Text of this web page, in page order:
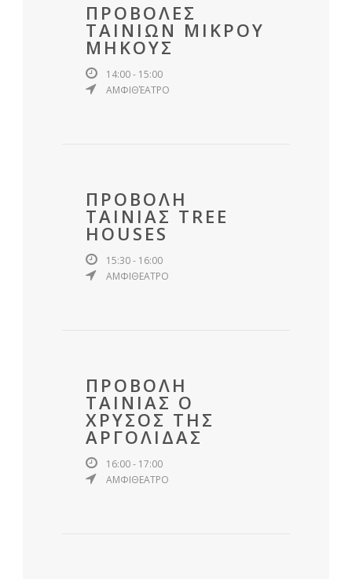
ΠΡΟΒΟΛΕΣ
ΤΑΙΝΙΩΝ ΜΙΚΡΟΥ
ΜΗΚΟΥΣ
14:00 - 15:00
ΑΜΦΙΘΈΑΤΡΟ
ΠΡΟΒΟΛΗ
ΤΑΙΝΙΑΣ TREE
HOUSES
15:30 - 16:00
ΑΜΦΙΘΕΑΤΡΟ
ΠΡΟΒΟΛH
ΤΑΙΝIΑΣ Ο
ΧΡΥΣΟΣ ΤΗΣ
ΑΡΓΟΛΙΔΑΣ
16:00 - 17:00
ΑΜΦΙΘΕΑΤΡΟ